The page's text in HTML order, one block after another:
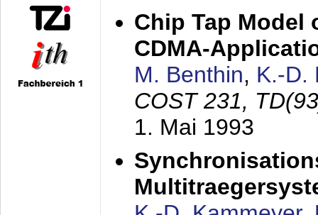
Chip Tap Model
CDMA-
M. Benthin, K.-D.
COST 231,
1. Mai 1993